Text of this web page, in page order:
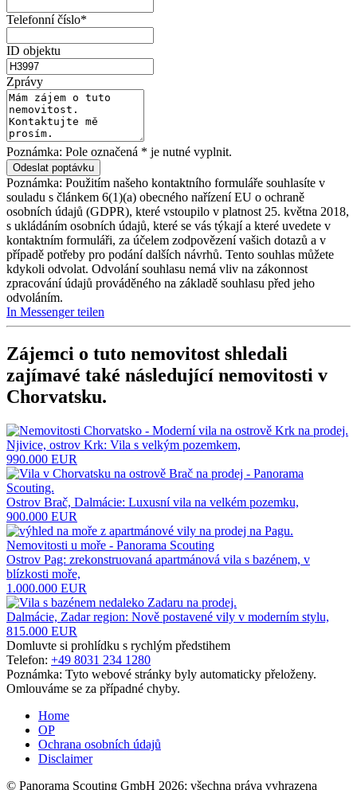
Telefonní číslo*
ID objektu
Zprávy
Poznámka: Pole označená * je nutné vyplnit.
Poznámka: Použitím našeho kontaktního formuláře souhlasíte v
souladu s článkem 6(1)(a) obecného nařízení EU o ochraně
osobních údajů (GDPR), které vstoupilo v platnost 25. května 2018,
s ukládáním osobních údajů, které se vás týkají a které uvedete v
kontaktním formuláři, za účelem zodpovězení vašich dotazů a v
případě potřeby pro podání dalších návrhů. Tento souhlas můžete
kdykoli odvolat. Odvolání souhlasu nemá vliv na zákonnost
zpracování údajů prováděného na základě souhlasu před jeho
odvoláním.
In Messenger teilen
Zájemci o tuto nemovitost shledali
zajímavé také následující nemovitosti v
Chorvatsku.
Njivice, ostrov Krk: Vila s velkým pozemkem,
990.000 EUR
Ostrov Brač, Dalmácie: Luxusní vila na velkém pozemku,
900.000 EUR
Ostrov Pag: zrekonstruovaná apartmánová vila s bazénem, ​​v
blízkosti moře,
1.000.000 EUR
Dalmácie, Zadar region: Nově postavené vily v moderním stylu,
815.000 EUR
Domluvte si prohlídku s rychlým předstihem
Telefon: +49 8031 234 1280
Poznámka: Tyto webové stránky byly automaticky přeloženy.
Omlouváme se za případné chyby.
Home
OP
Ochrana osobních údajů
Disclaimer
© Panorama Scouting GmbH 2026; všechna práva vyhrazena